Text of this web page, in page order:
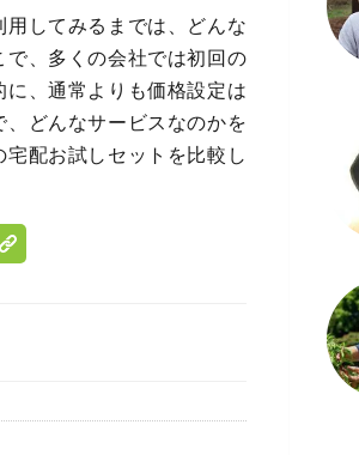
してみるまでは、どんな
、多くの会社では初回の
、通常よりも価格設定は
どんなサービスなのかを
配お試しセットを比較し